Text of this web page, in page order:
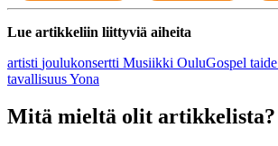
Lue artikkeliin liittyviä aiheita
artisti joulukonsertti Musiikki OuluGospel taide
tavallisuusYona
Mitä mieltä olit artikkelista?